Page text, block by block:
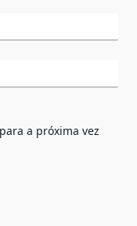
a próxima vez